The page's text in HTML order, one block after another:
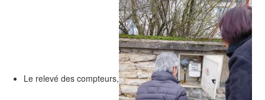
Le relevé des compteurs,